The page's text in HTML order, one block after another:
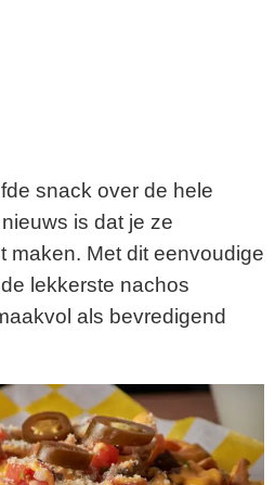
snack over de hele
is dat je ze
maken. Met dit eenvoudige
lekkerste nachos
als bevredigend